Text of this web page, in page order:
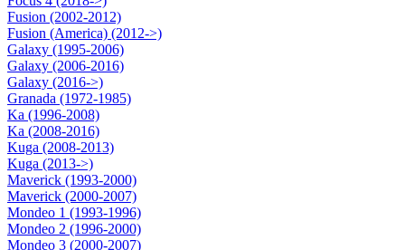
Fusion (2002-2012)
Fusion (America) (2012->)
Galaxy (1995-2006)
Galaxy (2006-2016)
Galaxy (2016->)
Granada (1972-1985)
Ka (1996-2008)
Ka (2008-2016)
Kuga (2008-2013)
Kuga (2013->)
Maverick (1993-2000)
Maverick (2000-2007)
Mondeo 1 (1993-1996)
Mondeo 2 (1996-2000)
Mondeo 3 (2000-2007)